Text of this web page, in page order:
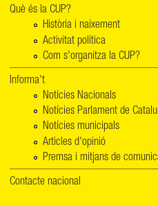
Què és la CUP?
Història i naixement
Activitat política
Com s'organitza la CUP?
Informa't
Notícies Nacionals
Notícies Parlament de
Notícies municipals
Articles d'opinió
Premsa i mitjans de
Contacte nacional